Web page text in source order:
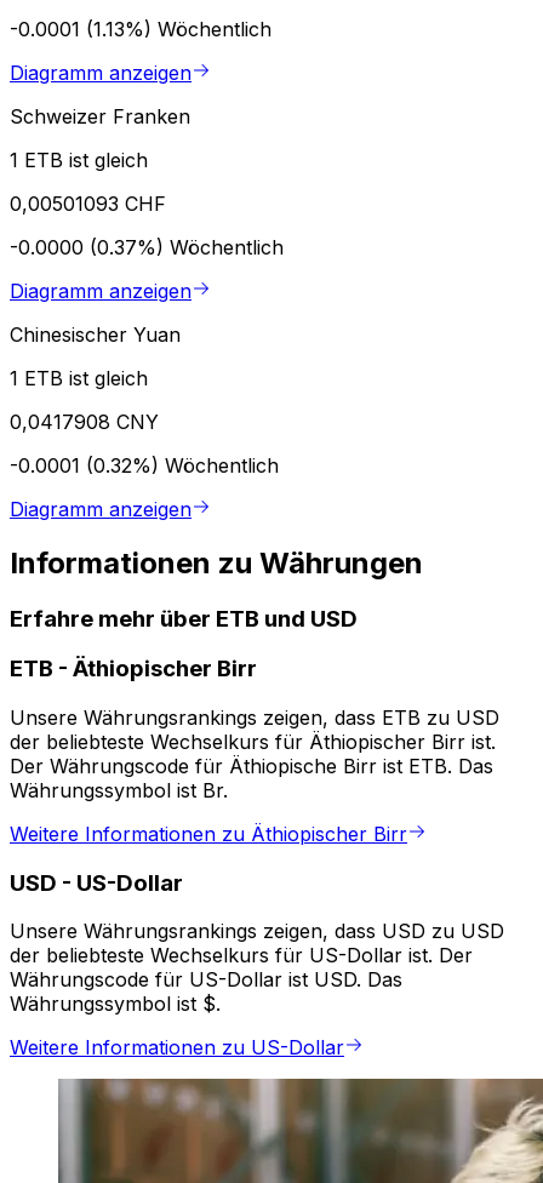
-0.0001 (1.13%) Wöchentlich
Diagramm anzeigen
Schweizer Franken
1 ETB ist gleich
0,00501093 CHF
-0.0000 (0.37%) Wöchentlich
Diagramm anzeigen
Chinesischer Yuan
1 ETB ist gleich
0,0417908 CNY
-0.0001 (0.32%) Wöchentlich
Diagramm anzeigen
Informationen zu Währungen
Erfahre mehr über ETB und USD
ETB - Äthiopischer Birr
Unsere Währungsrankings zeigen, dass ETB zu USD
der beliebteste Wechselkurs für Äthiopischer Birr ist.
Der Währungscode für Äthiopische Birr ist ETB. Das
Währungssymbol ist Br.
Weitere Informationen zu Äthiopischer Birr
USD - US-Dollar
Unsere Währungsrankings zeigen, dass USD zu USD
der beliebteste Wechselkurs für US-Dollar ist. Der
Währungscode für US-Dollar ist USD. Das
Währungssymbol ist $.
Weitere Informationen zu US-Dollar